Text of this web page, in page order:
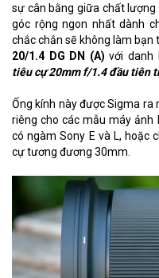
sự cân bằng giữa chất
góc rộng ngon nhất dành
chắc chắn sẽ không làm bạn
20/1.4 DG DN (A) với danh
tiêu cự 20mm f/1.4 đầu tiên
Ống kính này được Sigma
riêng cho các mẫu máy
có ngàm Sony E và L, hoặc
cự tương đương 30mm.